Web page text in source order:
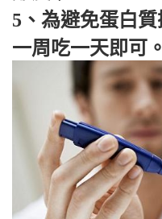
5、為避免蛋白
一周吃一天即可。